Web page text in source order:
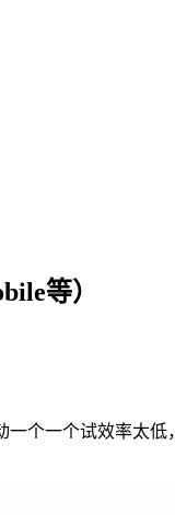
等）
个一个试效率太低